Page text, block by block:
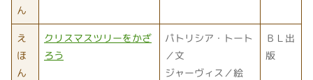
ん
え
ほ
ん
クリスマスツリーをかざ
ろう
パトリシア・トート
／文
ジャーヴィス／絵
ＢＬ出
版